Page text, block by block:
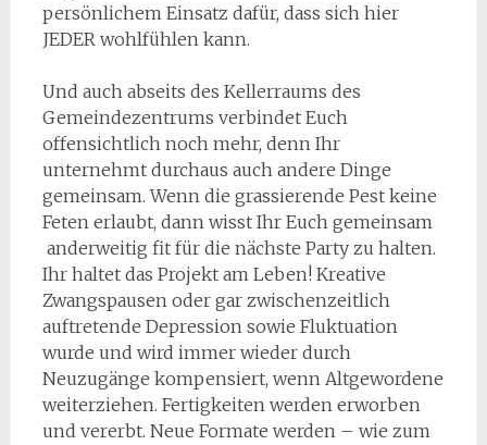
persönlichem Einsatz dafür, dass sich hier
JEDER wohlfühlen kann.
Und auch abseits des Kellerraums des
Gemeindezentrums verbindet Euch
offensichtlich noch mehr, denn Ihr
unternehmt durchaus auch andere Dinge
gemeinsam. Wenn die grassierende Pest keine
Feten erlaubt, dann wisst Ihr Euch gemeinsam
anderweitig fit für die nächste Party zu halten.
Ihr haltet das Projekt am Leben! Kreative
Zwangspausen oder gar zwischenzeitlich
auftretende Depression sowie Fluktuation
wurde und wird immer wieder durch
Neuzugänge kompensiert, wenn Altgewordene
weiterziehen. Fertigkeiten werden erworben
und vererbt. Neue Formate werden – wie zum